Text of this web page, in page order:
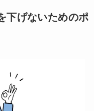
下げないためのポ